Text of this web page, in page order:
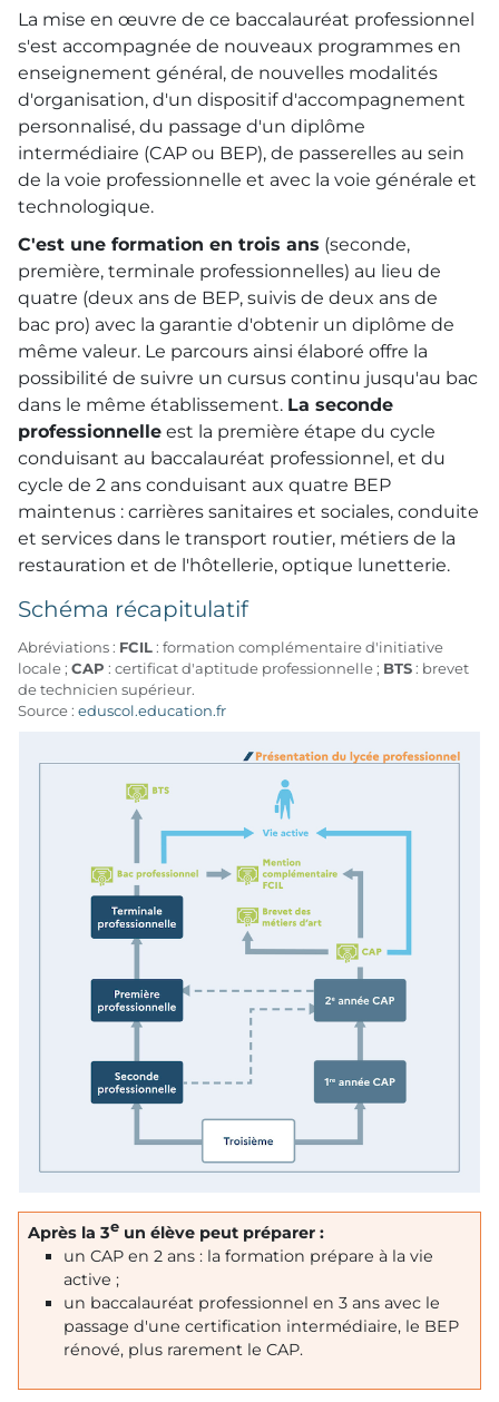
La mise en œuvre de ce baccalauréat professionnel
s'est accompagnée de nouveaux programmes en
enseignement général, de nouvelles modalités
d'organisation, d'un dispositif d'accompagnement
personnalisé, du passage d'un diplôme
intermédiaire (CAP ou BEP), de passerelles au sein
de la voie professionnelle et avec la voie générale et
technologique.
C'est une formation en trois ans (seconde,
première, terminale professionnelles) au lieu de
quatre (deux ans de BEP, suivis de deux ans de
bac pro) avec la garantie d'obtenir un diplôme de
même valeur. Le parcours ainsi élaboré offre la
possibilité de suivre un cursus continu jusqu'au bac
dans le même établissement. La seconde
professionnelle est la première étape du cycle
conduisant au baccalauréat professionnel, et du
cycle de 2 ans conduisant aux quatre BEP
maintenus : carrières sanitaires et sociales, conduite
et services dans le transport routier, métiers de la
restauration et de l'hôtellerie, optique lunetterie.
Schéma récapitulatif
Abréviations : FCIL: formation complémentaire d'initiative
locale ; CAP : certificat d'aptitude professionnelle ; BTS: brevet
de technicien supérieur.
Source : eduscol.education.fr
Après la 3e un élève peut préparer :
un CAP en 2 ans : la formation prépare à la vie
active ;
un baccalauréat professionnel en 3 ans avec le
passage d'une certification intermédiaire, le BEP
rénové, plus rarement le CAP.